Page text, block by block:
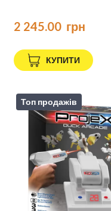
2 245.00  грн
КУПИТИ
Топ продажів